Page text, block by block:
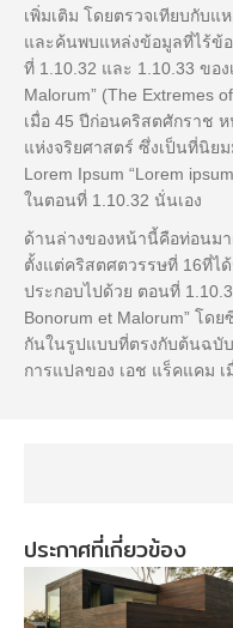
เพิ่มเติม โดยตรวจเทียบกับ
และค้นพบแหล่งข้อมูลที่ไร้ข้
ที่ 1.10.32 และ 1.10.33 ของ
Malorum” (The Extremes
เมื่อ 45 ปีก่อนคริสตศักราช
แห่งจริยศาสตร์ ซึ่งเป็นที่นิย
Lorem Ipsum “Lorem
ในตอนที่ 1.10.32 นั่นเอง
ด้านล่างของหน้านี้คือท่อนม
ตั้งแต่คริสตศตวรรษที่ 16ที่ไ
ประกอบไปด้วย ตอนที่
Bonorum et Malorum” โด
กันในรูปแบบที่ตรงกับต้นฉบั
การแปลของ เอช แร็คแคม เ
ประกาศที่เกี่ยวข้อง